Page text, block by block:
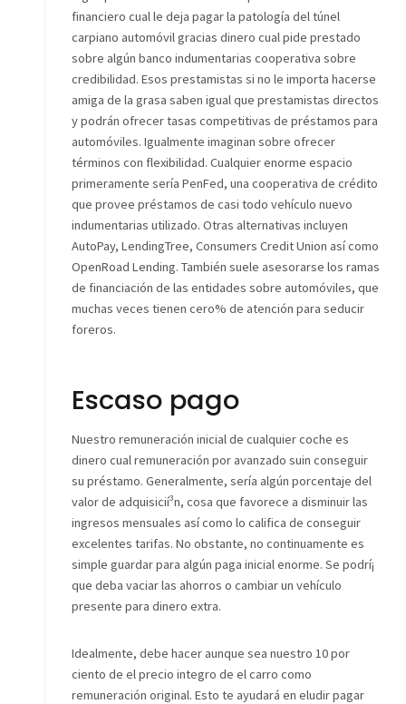
financiero cual le deja pagar la patologí­a del túnel
carpiano automóvil gracias dinero cual pide prestado
sobre algún banco indumentarias cooperativa sobre
credibilidad. Esos prestamistas si no le importa hacerse
amiga de la grasa saben igual que prestamistas directos
y podrán ofrecer tasas competitivas de préstamos para
automóviles. Igualmente imaginan sobre ofrecer
términos con flexibilidad. Cualquier enorme espacio
primeramente serí­a PenFed, una cooperativa de crédito
que provee préstamos de casi todo vehículo nuevo
indumentarias utilizado. Otras alternativas incluyen
AutoPay, LendingTree, Consumers Credit Union así­ como
OpenRoad Lending. También suele asesorarse los ramas
de financiación de las entidades sobre automóviles, que
muchas veces tienen cero% de atención para seducir
foreros.
Escaso pago
Nuestro remuneración inicial de cualquier coche es
dinero cual remuneración por avanzado suin conseguir
su préstamo. Generalmente, serí­a algún porcentaje del
valor de adquisicií³n, cosa que favorece a disminuir las
ingresos mensuales así­ como lo califica de conseguir
excelentes tarifas. No obstante, no continuamente es
simple guardar para algún paga inicial enorme. Se podrí¡
que deba vaciar las ahorros o cambiar un vehículo
presente para dinero extra.
Idealmente, debe hacer aunque sea nuestro 10 por
ciento de el precio integro de el carro como
remuneración original. Esto te ayudará en eludir pagar